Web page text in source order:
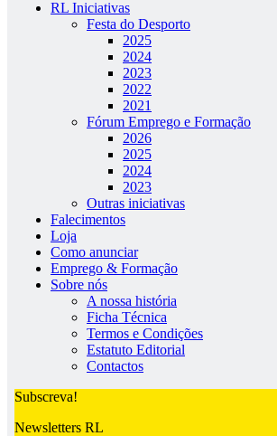
RL Iniciativas
Festa do Desporto
2025
2024
2023
2022
2021
Fórum Emprego e Formação
2026
2025
2024
2023
Outras iniciativas
Falecimentos
Loja
Como anunciar
Emprego & Formação
Sobre nós
A nossa história
Ficha Técnica
Termos e Condições
Estatuto Editorial
Contactos
Subscreva!
Newsletters RL